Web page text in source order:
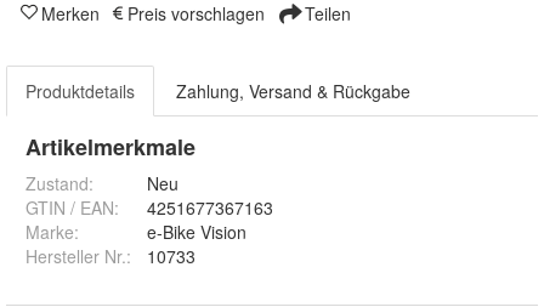
Merken Preis vorschlagen Teilen
Produktdetails Zahlung, Versand & Rückgabe
Artikelmerkmale
Zustand:
Neu
GTIN / EAN:
4251677367163
Marke:
e-Bike Vision
Hersteller Nr.:
10733